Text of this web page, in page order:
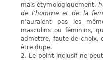
mais étymologiquement,
de l’homme et de la
n’auraient pas les
masculins ou féminins,
admettre, faute de choix,
être dupe.
2. Le point inclusif ne